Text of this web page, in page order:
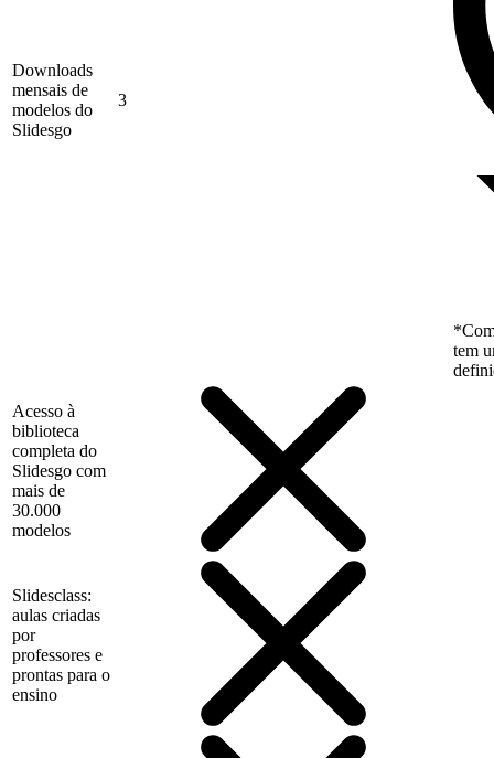
Downloads
mensais de
modelos do
Slidesgo
3
tem
Acesso à
biblioteca
completa do
Slidesgo com
mais de
30.000
modelos
Slidesclass:
aulas criadas
por
professores e
prontas para o
ensino